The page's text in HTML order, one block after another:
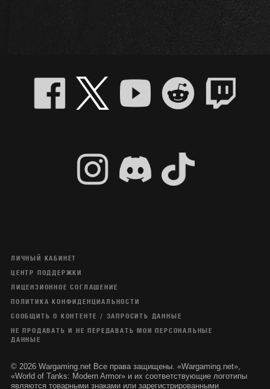
ЛИЧНЫЙ КАБИНЕТ
ЦЕНТР ПОДДЕРЖКИ
ЛИЦЕНЗИОННОЕ СОГЛАШЕНИЕ
ПОЛИТИКА КОНФИДЕНЦИАЛЬНОСТИ
СООБЩИТЬ О КОНТЕНТЕ / ЗАПРОСИТЬ ДАННЫЕ
НЕ ПРОДАВАТЬ И НЕ ПЕРЕДАВАТЬ МОИ ПЕРСОНАЛЬНЫЕ
ДАННЫЕ
© 2026 Wargaming.net Все права защищены. «Wargaming.net»,
«World of Tanks: Modern Armor» и их соответствующие логотипы
являются товарными знаками или зарегистрированными